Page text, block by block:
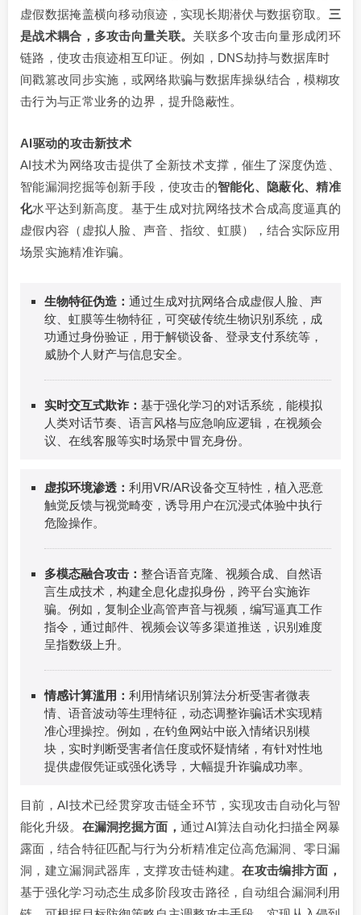
虚假数据掩盖横向移动痕迹，实现长期潜伏与数据窃取。 三
是战术耦合，多攻击向量关联。 关联多个攻击向量形成闭环
链路，使攻击痕迹相互印证。例如，DNS劫持与数据库时
间戳篡改同步实施，或网络欺骗与数据库操纵结合，模糊攻
击行为与正常业务的边界，提升隐蔽性。
AI驱动的攻击新技术
AI技术为网络攻击提供了全新技术支撑，催生了深度伪造、
智能漏洞挖掘等创新手段，使攻击的智能化、隐蔽化、精准
化水平达到新高度。基于生成对抗网络技术合成高度逼真的
虚假内容（虚拟人脸、声音、指纹、虹膜），结合实际应用
场景实施精准诈骗。
生物特征伪造： 通过生成对抗网络合成虚假人脸、声
纹、虹膜等生物特征，可突破传统生物识别系统，成
功通过身份验证，用于解锁设备、登录支付系统等，
威胁个人财产与信息安全。
实时交互式欺诈： 基于强化学习的对话系统，能模拟
人类对话节奏、语言风格与应急响应逻辑，在视频会
议、在线客服等实时场景中冒充身份。
虚拟环境渗透： 利用VR/AR设备交互特性，植入恶意
触觉反馈与视觉畸变，诱导用户在沉浸式体验中执行
危险操作。
多模态融合攻击： 整合语音克隆、视频合成、自然语
言生成技术，构建全息化虚拟身份，跨平台实施诈
骗。例如，复制企业高管声音与视频，编写逼真工作
指令，通过邮件、视频会议等多渠道推送，识别难度
呈指数级上升。
情感计算滥用： 利用情绪识别算法分析受害者微表
情、语音波动等生理特征，动态调整诈骗话术实现精
准心理操控。例如，在钓鱼网站中嵌入情绪识别模
块，实时判断受害者信任度或怀疑情绪，有针对性地
提供虚假凭证或强化诱导，大幅提升诈骗成功率。
目前，AI技术已经贯穿攻击链全环节，实现攻击自动化与智
能化升级。 在漏洞挖掘方面， 通过AI算法自动化扫描全网暴
露面，结合特征匹配与行为分析精准定位高危漏洞、零日漏
洞，建立漏洞武器库，支撑攻击链构建。在攻击编排方面，
基于强化学习动态生成多阶段攻击路径，自动组合漏洞利用